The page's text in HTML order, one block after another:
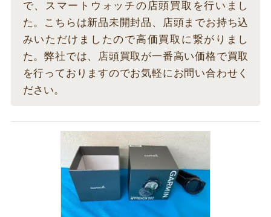
で、スマートウォッチの店頭買取を行いまし
た。こちらは新品未開封品、店頭までお持ち込
みいただけましたので高価買取に繋がりまし
た。弊社では、店頭買取が一番高い価格で買取
を行っておりますのでお気軽にお問い合わせく
ださい。